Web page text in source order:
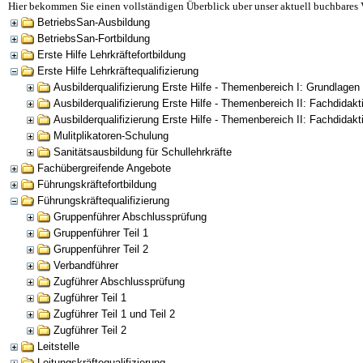
Hier bekommen Sie einen vollständigen Überblick uber unser aktuell buchbares
BetriebsSan-Ausbildung
BetriebsSan-Fortbildung
Erste Hilfe Lehrkräftefortbildung
Erste Hilfe Lehrkräftequalifizierung
Ausbilderqualifizierung Erste Hilfe - Themenbereich I:
Ausbilderqualifizierung Erste Hilfe - Themenbereich II:
Ausbilderqualifizierung Erste Hilfe - Themenbereich II:
Mulitplikatoren-Schulung
Sanitätsausbildung für Schullehrkräfte
Fachübergreifende Angebote
Führungskräftefortbildung
Führungskräftequalifizierung
Gruppenführer Abschlussprüfung
Gruppenführer Teil 1
Gruppenführer Teil 2
Verbandführer
Zugführer Abschlussprüfung
Zugführer Teil 1
Zugführer Teil 1 und Teil 2
Zugführer Teil 2
Leitstelle